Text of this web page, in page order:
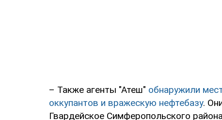
– Также агенты "Атеш" обнаружили
оккупантов и вражескую нефтебазу.
Гвардейское Симферопольского